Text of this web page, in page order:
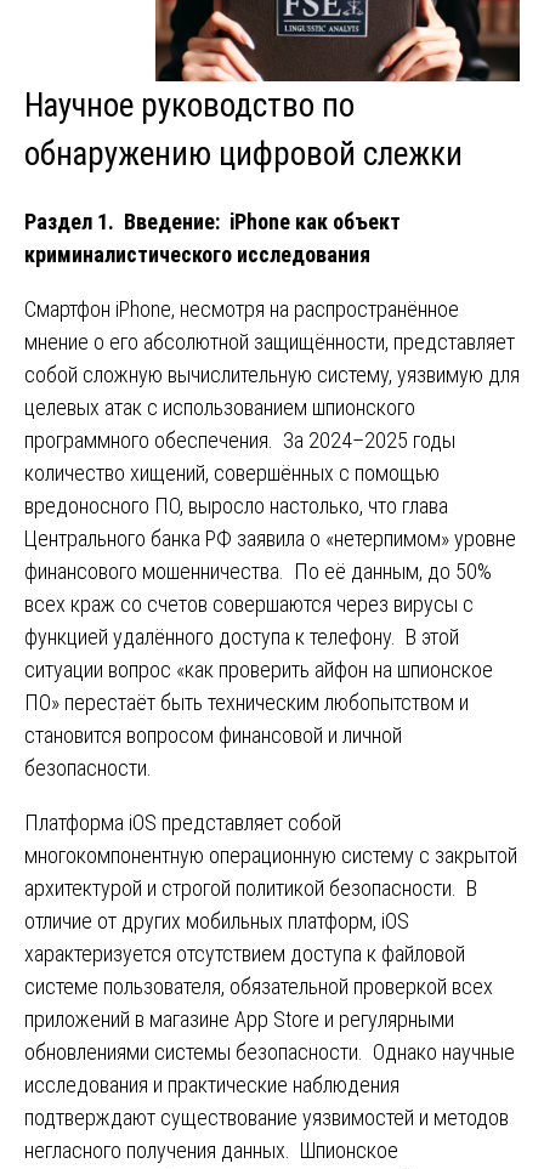
Научное руководство по
обнаружению цифровой слежки
Раздел 1. Введение: iPhone как объект
криминалистического исследования
Смартфон iPhone, несмотря на распространённое
мнение о его абсолютной защищённости, представляет
собой сложную вычислительную систему, уязвимую для
целевых атак с использованием шпионского
программного обеспечения. За 2024–2025 годы
количество хищений, совершённых с помощью
вредоносного ПО, выросло настолько, что глава
Центрального банка РФ заявила о «нетерпимом» уровне
финансового мошенничества. По её данным, до 50%
всех краж со счетов совершаются через вирусы с
функцией удалённого доступа к телефону. В этой
ситуации вопрос «как проверить айфон на шпионское
ПО» перестаёт быть техническим любопытством и
становится вопросом финансовой и личной
безопасности.
Платформа iOS представляет собой
многокомпонентную операционную систему с закрытой
архитектурой и строгой политикой безопасности. В
отличие от других мобильных платформ, iOS
характеризуется отсутствием доступа к файловой
системе пользователя, обязательной проверкой всех
приложений в магазине App Store и регулярными
обновлениями системы безопасности. Однако научные
исследования и практические наблюдения
подтверждают существование уязвимостей и методов
негласного получения данных. Шпионское